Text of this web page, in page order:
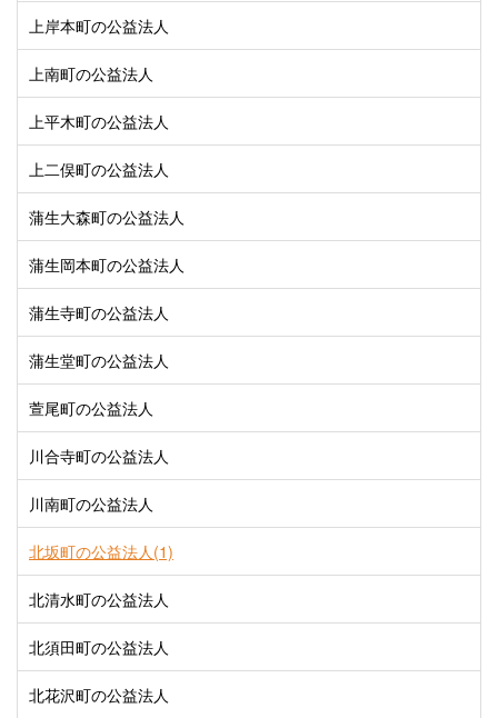
上岸本町の公益法人
上南町の公益法人
上平木町の公益法人
上二俣町の公益法人
蒲生大森町の公益法人
蒲生岡本町の公益法人
蒲生寺町の公益法人
蒲生堂町の公益法人
萱尾町の公益法人
川合寺町の公益法人
川南町の公益法人
北坂町の公益法人(1)
北清水町の公益法人
北須田町の公益法人
北花沢町の公益法人